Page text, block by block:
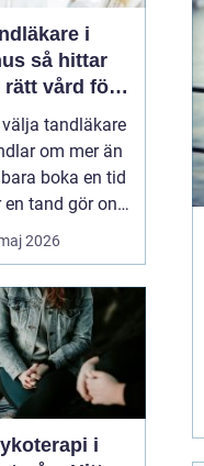
i
hittar
rätt vård för
tänder
tandläkare
om mer än
boka en tid
en tand gör ont.
bra 2026
i